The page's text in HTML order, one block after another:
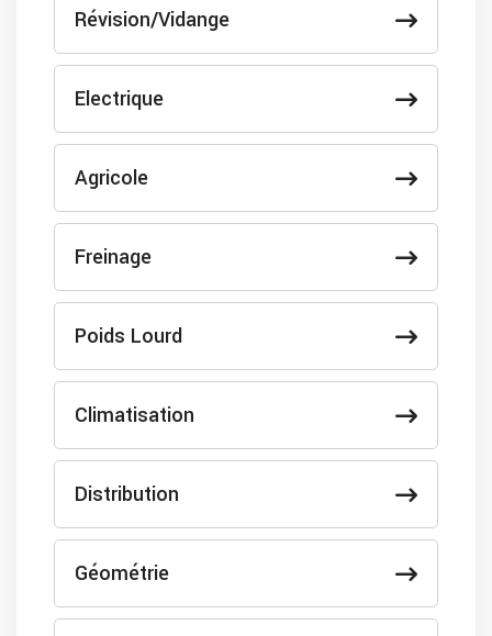
Révision/Vidange
Electrique
Agricole
Freinage
Poids Lourd
Climatisation
Distribution
Géométrie